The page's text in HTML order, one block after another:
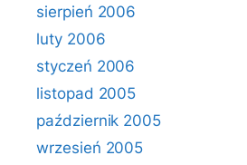
sierpień 2006
luty 2006
styczeń 2006
listopad 2005
październik 2005
wrzesień 2005